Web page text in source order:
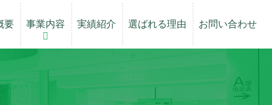
要 事業内容 実績紹介 選ばれる理由 お問い合わせ
要 事業内容 実績紹介 選ばれる理由 お問い合わせ